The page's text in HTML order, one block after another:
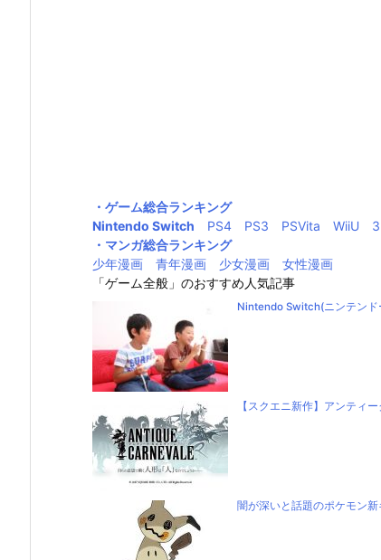
・ゲーム総合ランキング
Nintendo Switch
PS4 PS3 PSVita WiiU
・マンガ総合ランキング
少年漫画
青年漫画 少女漫画
女性漫画
「ゲーム全般」のおすすめ人気記事
Nintendo Switch(ニンテンド
【スクエニ新作】アンティ
闇が深いと話題のポケモン